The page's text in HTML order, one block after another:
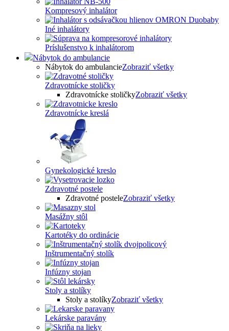
Kompresový inhalátor
Iné inhalátory
Príslušenstvo k inhalátorom
Nábytok do ambulancie
Nábytok do ambulancieZobraziť všetky
Zdravotnícke stoličky
Zdravotnícke stoličkyZobraziť všetky
Zdravotnícke kreslá
Gynekologické kreslo
Zdravotné postele
Zdravotné posteleZobraziť všetky
Masážny stôl
Kartotéky do ordinácie
Inštrumentačný stolík
Infúzny stojan
Stoly a stolíky
Stoly a stolíkyZobraziť všetky
Lekárske paravány